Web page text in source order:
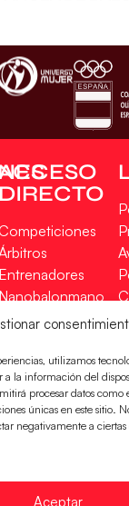
utilizamos
a la información del
procesar datos
únicas en este sitio.
negativamente a ciertas
Aceptar
DIRECTO
Entrenadores
EN